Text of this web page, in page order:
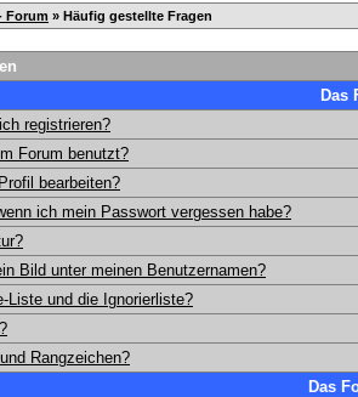
Forum » Häufig gestellte Fragen
Das
registrieren?
Forum benutzt?
bearbeiten?
ich mein Passwort vergessen habe?
Bild unter meinen Benutzernamen?
Liste und die Ignorierliste?
Rangzeichen?
Das